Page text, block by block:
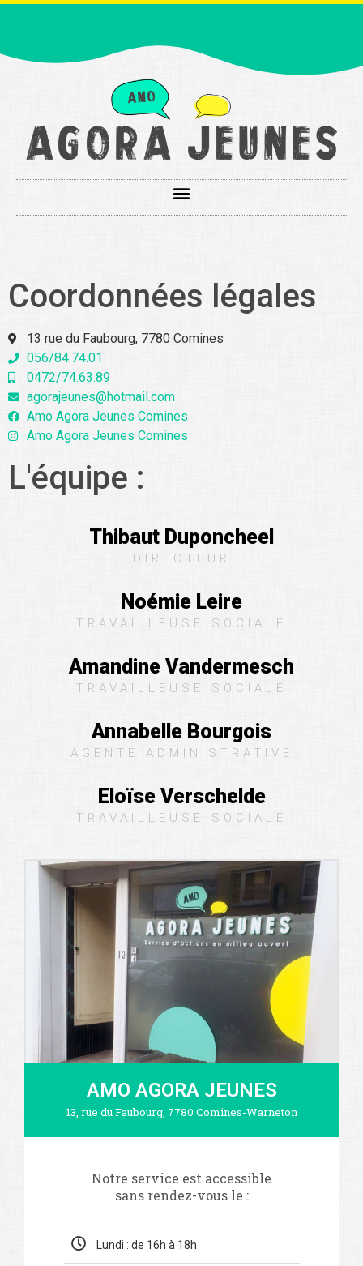
Coordonnées légales
13 rue du Faubourg, 7780 Comines
056/84.74.01
0472/74.63.89
agorajeunes@hotmail.com
Amo Agora Jeunes Comines
Amo Agora Jeunes Comines
L'équipe :
Thibaut Duponcheel
DIRECTEUR
Noémie Leire
TRAVAILLEUSE SOCIALE
Amandine Vandermesch
TRAVAILLEUSE SOCIALE
Annabelle Bourgois
AGENTE ADMINISTRATIVE
Eloïse Verschelde
TRAVAILLEUSE SOCIALE
AMO AGORA JEUNES
13, rue du Faubourg, 7780 Comines-Warneton
Notre service est accessible
sans rendez-vous le :
Lundi : de 16h à 18h